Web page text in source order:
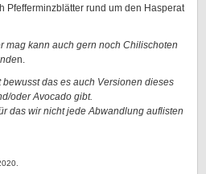
Pfefferminzblätter rund um den Hasperat
mag kann auch gern noch Chilischoten
n.
das es auch Versionen dieses
oder Avocado gibt.
das wir nicht jede Abwandlung auflisten